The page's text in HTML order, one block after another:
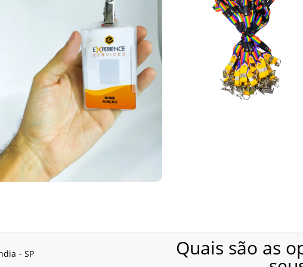
PVC personalizados podem incluir tecnologias como RFID e NFC (125 MHz
apenas com impressão. Isso possibilita diversas automações e
em PVC podem gerar diversas automações. Entre em contato com a
e benefícios estudantis, como meia-entrada em shows e cinemas,
fabricamos esses cartões com opção de tecnologia RFID por
de Hortolândia, fabricamos carteirinhas estudantis em PVC com
site para facilitar a escolha da instituição.
Perguntas Frequentes
Quais são as